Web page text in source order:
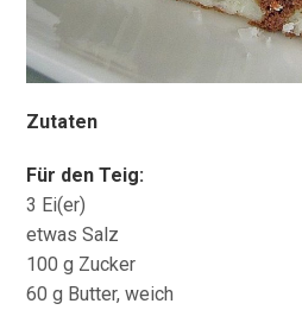
Zutaten
Für den Teig:
3 Ei(er)
etwas Salz
100 g Zucker
60 g Butter, weich